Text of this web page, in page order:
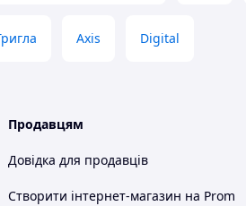
Axis Digital
Продавцям
Довідка для продавців
Створити інтернет-магазин на Prom